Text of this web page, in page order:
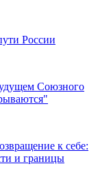
России
Союзного
к себе:
и границы